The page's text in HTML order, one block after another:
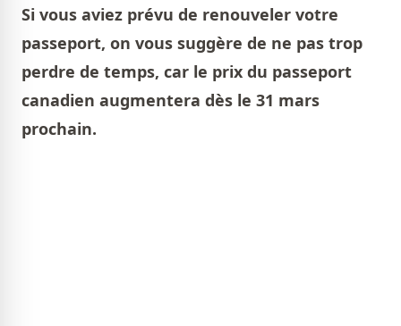
Si vous aviez prévu de renouveler votre
passeport, on vous suggère de ne pas trop
perdre de temps, car le prix du passeport
canadien augmentera dès le 31 mars
prochain.